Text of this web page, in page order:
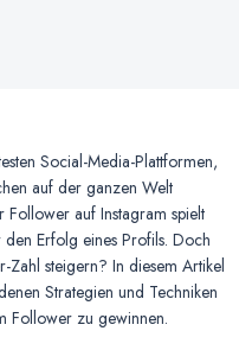
Social-Media-Plattformen,
auf der ganzen Welt
auf Instagram spielt
Erfolg eines Profils. Doch
Zahl steigern? In diesem Artikel
Strategien und Techniken
Follower zu gewinnen.